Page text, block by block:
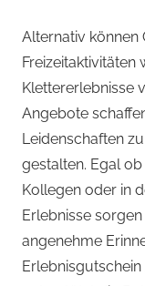
Alternativ können
Freizeitaktivitäten
Klettererlebnisse
Angebote
Leidenschaften
gestalten. Egal
Kollegen oder in
Erlebnisse
angenehme